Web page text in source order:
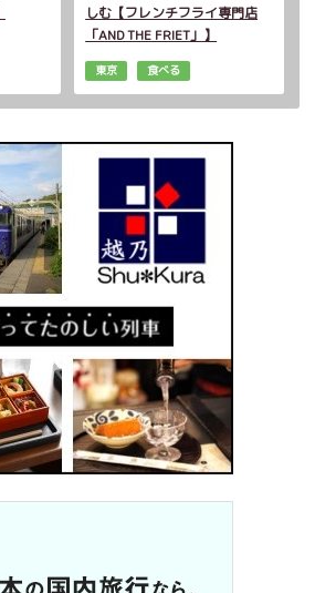
しむ【フレンチフライ専門店
「AND THE FRIET」】
東京 食べる